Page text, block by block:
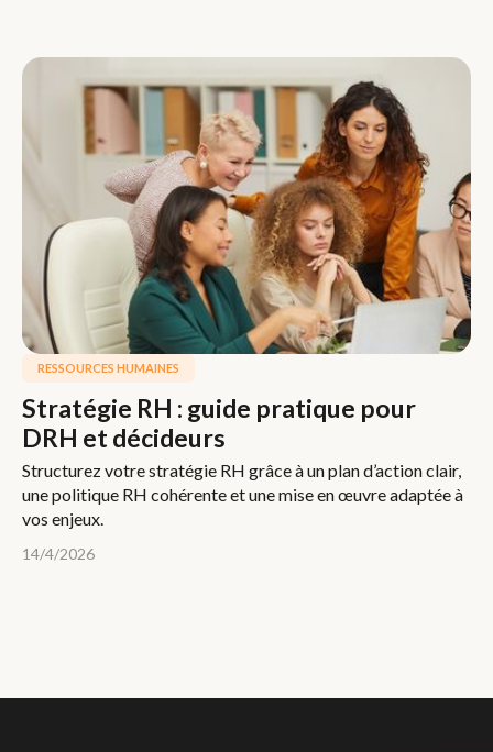
RESSOURCES HUMAINES
Stratégie RH : guide pratique pour
DRH et décideurs
Structurez votre stratégie RH grâce à un plan d’action clair,
une politique RH cohérente et une mise en œuvre adaptée à
vos enjeux.
14/4/2026